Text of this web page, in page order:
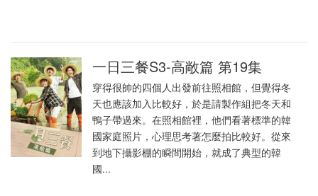
一日三餐S3-高敞篇 第19集
穿得很帥的四個人出發前往照相館，但覺得冬
天也應該加入比較好，於是請製作組把冬天和
鴨子帶過來。在照相館裡，他們看著標準的韓
國家庭照片，心理思考著怎麼拍比較好。從來
到地下攝影棚的瞬間開始，就成了典型的韓
國...